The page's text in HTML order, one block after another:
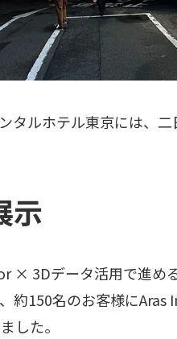
タルホテル東京には、
示
× 3Dデータ活用で進め
約150名のお客様に
した。